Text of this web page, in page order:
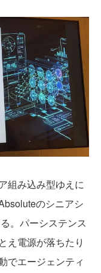
組み込み型ゆえに
のシニアシ
。パーシステンス
え電源が落ちたり
でエージェンティ